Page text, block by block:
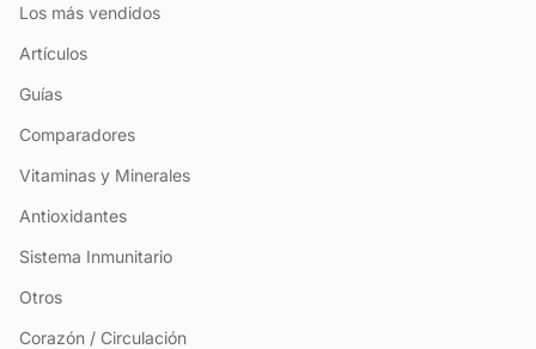
Los más vendidos
Artículos
Guías
Comparadores
Vitaminas y Minerales
Antioxidantes
Sistema Inmunitario
Otros
Corazón / Circulación